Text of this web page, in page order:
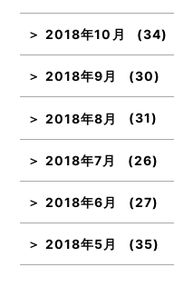
2018年10月 (34)
2018年9月 (30)
2018年8月 (31)
2018年7月 (26)
2018年6月 (27)
2018年5月 (35)